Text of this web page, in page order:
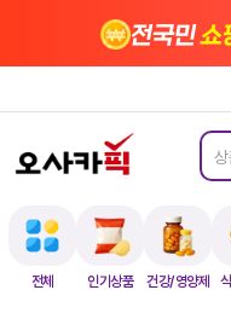
전체 인기상품 건강/영양제
전국민쇼